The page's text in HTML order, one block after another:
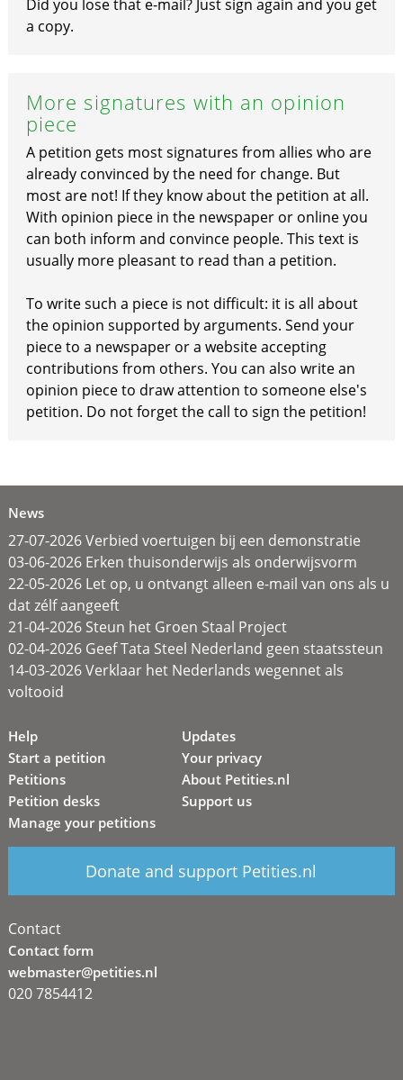
Did you lose that e-mail? Just sign again and you get
a copy.
More signatures with an opinion
piece
A petition gets most signatures from allies who are
already convinced by the need for change. But
most are not! If they know about the petition at all.
With opinion piece in the newspaper or online you
can both inform and convince people. This text is
usually more pleasant to read than a petition.
To write such a piece is not difficult: it is all about
the opinion supported by arguments. Send your
piece to a newspaper or a website accepting
contributions from others. You can also write an
opinion piece to draw attention to someone else's
petition. Do not forget the call to sign the petition!
News
27-07-2026 Verbied voertuigen bij een demonstratie
03-06-2026 Erken thuisonderwijs als onderwijsvorm
22-05-2026 Let op, u ontvangt alleen e-mail van ons als u
dat zélf aangeeft
21-04-2026 Steun het Groen Staal Project
02-04-2026 Geef Tata Steel Nederland geen staatssteun
14-03-2026 Verklaar het Nederlands wegennet als
voltooid
Help
Start a petition
Petitions
Petition desks
Manage your petitions
Updates
Your privacy
About Petities.nl
Support us
Donate and support Petities.nl
Contact
Contact form
webmaster@petities.nl
020 7854412